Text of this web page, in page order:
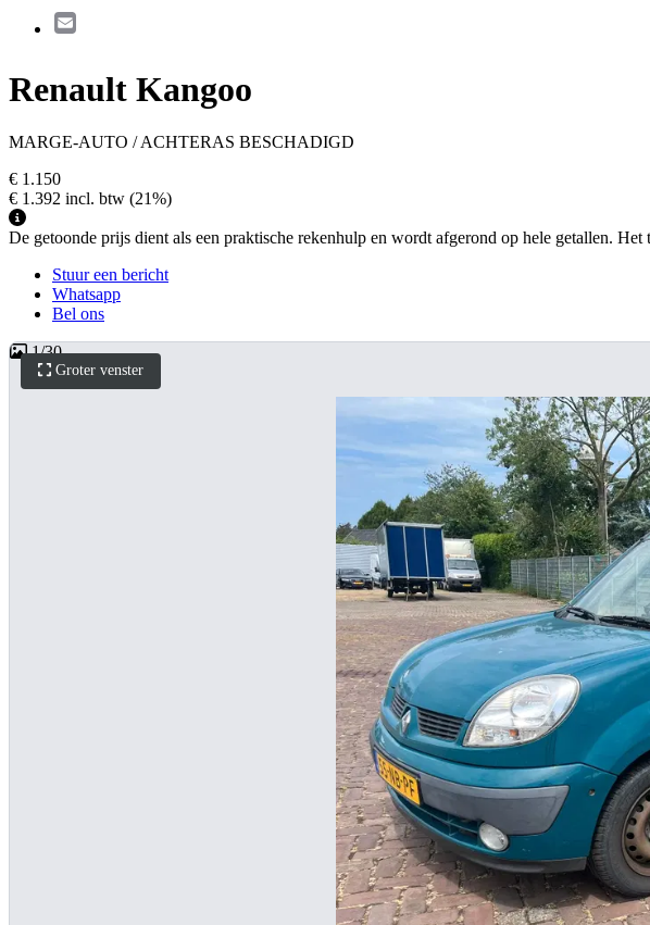
Renault Kangoo
MARGE-AUTO / ACHTERAS BESCHADIGD
€ 1.150
€ 1.392 incl. btw (21%)
De getoonde prijs dient als een praktische rekenhulp en wordt afgerond op hele getallen.
Stuur een bericht
Whatsapp
Bel ons
Groter venster
1/30